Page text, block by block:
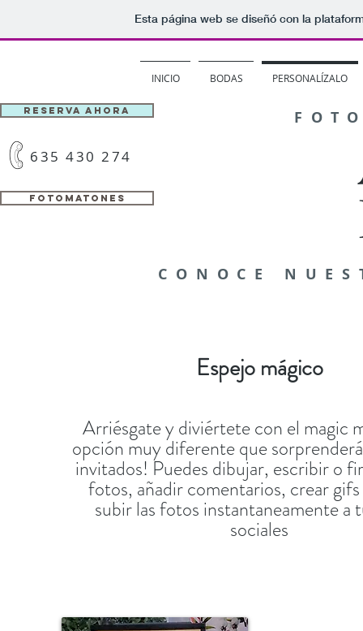
Esta página web se diseñó con la
INICIO BODAS PERSONALÍZALO
RESERVA AHORA
635 430 274
FOTOMATONES
CONOCE
Espejo mágico
Arriésgate y diviértete con el magic
opción muy diferente que
invitados! Puedes dibujar, escribir o
fotos, añadir comentarios, crear
subir las fotos instantaneamente a
sociales